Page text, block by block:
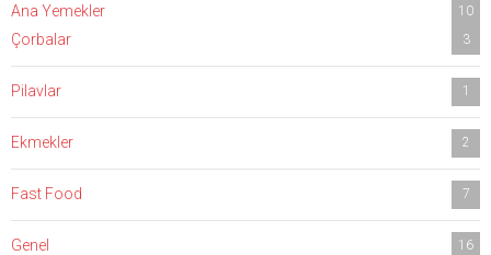
Ana Yemekler 10
Çorbalar 3
Pilavlar 1
Ekmekler 2
Fast Food 7
Genel 16